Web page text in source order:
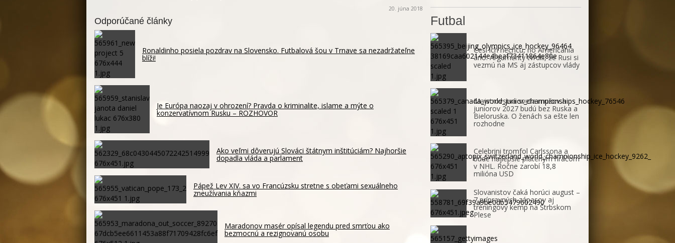
20. júna 2018
Odporúčané články
Ronaldinho posiela pozdrav na Slovensko. Futbalová šou v Trnave sa nezadržateľne
blíži!
Je Európa naozaj v ohrození? Pravda o kriminalite, islame a mýte o
konzervatívnom Rusku – ROZHOVOR
Ako veľmi dôverujú Slováci štátnym inštitúciám? Najhoršie
dopadla vláda a parlament
Pápež Lev XIV. sa vo Francúzsku stretne s obeťami sexuálneho
zneužívania kňazmi
Maradonov masér opísal legendu pred smrťou ako
bezmocnú a rezignovanú osobu
Futbal
Česi ich nechcú, no Američania
áno. Argumenty tvrdili, že Rusi si
vezmú na MS aj zástupcov vlády
Majstrovstvá sveta mužov a
juniorov 2027 budú bez Ruska a
Bieloruska. O ženách sa ešte len
rozhodne
Celebrini tromfol Carlssona a
bude najlepšie plateným hráčom
v NHL. Ročne zarobí 18,8
milióna USD
Slovanistov čaká horúci august –
7 prípravných zápasov aj
tréningový kemp na Štrbskom
Plese